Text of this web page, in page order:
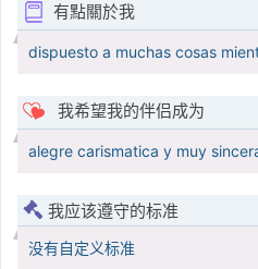
有點關於我
dispuesto a muchas cosas
我希望我的伴侣成为
alegre carismatica y muy
我应该遵守的标准
没有自定义标准